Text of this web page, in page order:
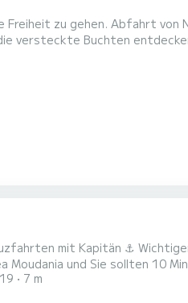
zu gehen. Abfahrt von
versteckte Buchten
möchten. *Kraftstoff
Einfach zu bedienen.
mit Kapitän ⚓
und Sie sollten 10
:D) *Der Treibstoff ist
7 m